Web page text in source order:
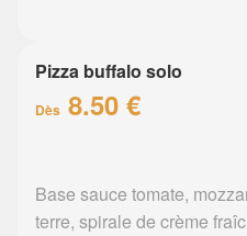
Pizza buffalo solo
Dès 8.50 €
Base sauce tomate,
terre, spirale de crème